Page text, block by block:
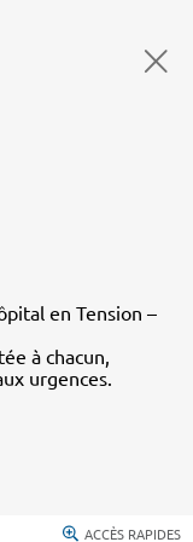
en Tension –
à chacun,
urgences.
ACCÈS RAPIDES